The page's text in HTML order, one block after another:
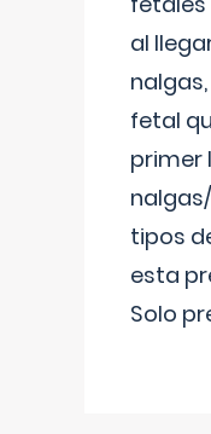
al
fetal
primer
tipos
esta
Solo